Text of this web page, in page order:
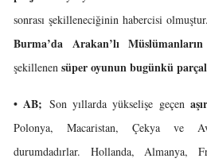
sonrası şekilleneciğinin habercisi olmuştur.
Burma’da Arakan’lı
şekillenen süper oyunun bugünkü
• AB; Son yıllarda yükselişe geçen
Polonya, Macaristan, Çekya ve
durumdadırlar. Hollanda, Almanya,